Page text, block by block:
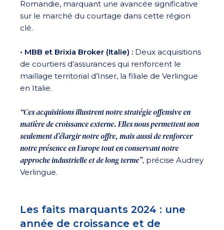
Romandie, marquant une avancée significative
sur le marché du courtage dans cette région
clé.
• MBB et Brixia Broker (Italie) : Deux acquisitions
de courtiers d’assurances qui renforcent le
maillage territorial d’Inser, la filiale de Verlingue
en Italie.
“Ces acquisitions illustrent notre stratégie offensive en
matière de croissance externe. Elles nous permettent non
seulement d’élargir notre offre, mais aussi de renforcer
notre présence en Europe tout en conservant notre
approche industrielle et de long terme”, précise Audrey
Verlingue.
Les faits marquants 2024 : une
année de croissance et de